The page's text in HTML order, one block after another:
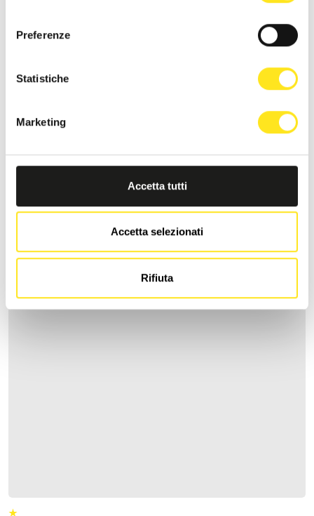
Preferenze
Statistiche
Marketing
Accetta tutti
Accetta selezionati
Rifiuta
TRA VIRGOLETTE
Richiedi informazioni